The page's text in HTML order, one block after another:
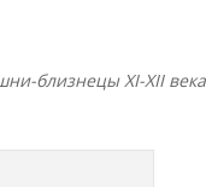
близнецы XI-XII